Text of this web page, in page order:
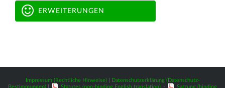
ERWEITERUNGEN
Impressum (Rechtliche Hinweise)|
Datenschutzerklärung (Datenschutz-
Bestimmungen)
Statutes (non-binding English translation) - Satzung (binding